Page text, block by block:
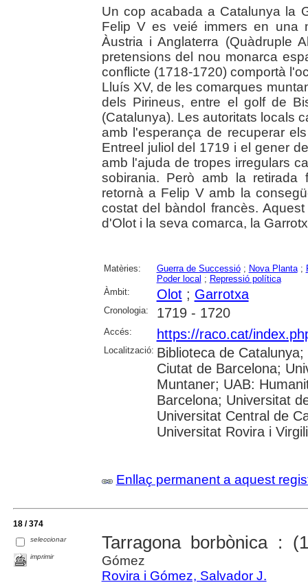
Un cop acabada a Catalunya la
Felip V es veié immers en una
Àustria i Anglaterra (Quàdruple
pretensions del nou monarca
conflicte (1718-1720) comportà
Lluís XV, de les comarques
dels Pirineus, entre el golf de
(Catalunya). Les autoritats locals
amb l'esperança de recuperar
Entreel juliol del 1719 i el gener
amb l'ajuda de tropes irregulars
sobirania. Però amb la retirada
retornà a Felip V amb la
costat del bàndol francès.
d'Olot i la seva comarca, la
Matèries: Guerra de Successió; Nova Planta;
Poder local ; Repressió política
Àmbit:
Olot; Garrotxa
Cronologia: 1719 - 1720
Accés: https://raco.cat/
Localització: Biblioteca de
Ciutat de Barcelona;
Muntaner; UAB:
Barcelona; Universitat
Universitat Central de
Universitat Rovira i
Enllaç permanent a aquest
18 / 374
seleccionar
imprimir
Tarragona borbònica :
Gómez
Rovira i Gómez, Salvador J.